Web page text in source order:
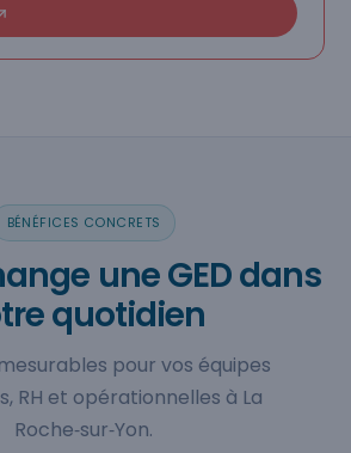
BÉNÉFICES CONCRETS
une GED dans
quotidien
pour vos équipes
RH et opérationnelles à La
Roche‑sur‑Yon.